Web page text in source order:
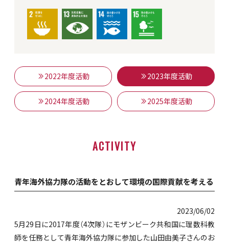
2022年度活動 2023年度活動
2024年度活動 2025年度活動
ACTIVITY
青年海外協力隊の活動をとおして環境の国際貢献を考える
2023/06/02
5月29日に2017年度（4次隊）にモザンビーク共和国に理数科教
師を任務として青年海外協力隊に参加した山田由美子さんのお